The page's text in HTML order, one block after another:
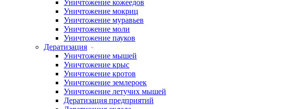
Уничтожение кожеедов
Уничтожение мокриц
Уничтожение муравьев
Уничтожение моли
Уничтожение пауков
Дератизация
Уничтожение мышей
Уничтожение крыс
Уничтожение кротов
Уничтожение землероек
Уничтожение летучих мышей
Дератизация предприятий